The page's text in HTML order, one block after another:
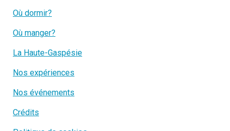
Où dormir?
Où manger?
La Haute-Gaspésie
Nos expériences
Nos événements
Crédits